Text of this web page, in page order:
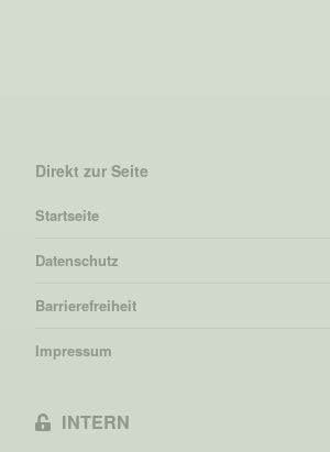
Direkt zur Seite
Startseite
Datenschutz
Barrierefreiheit
Impressum
 INTERN